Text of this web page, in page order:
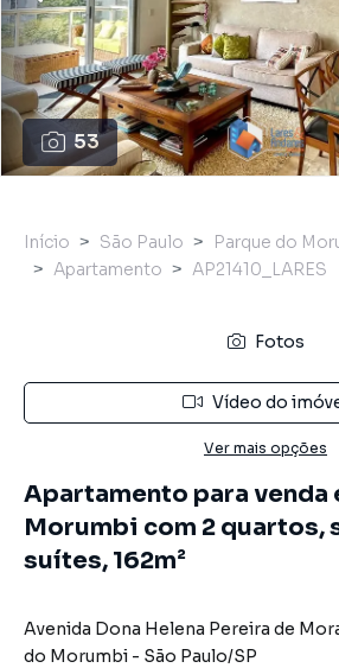
53
Início São Paulo
Parque do
Apartamento
AP21410_LARES
Fotos
Vídeo do
Ver mais opções
Apartamento para venda
Morumbi com 2 quartos,
suítes, 162m²
Avenida Dona Helena Pereira de
do Morumbi - São Paulo/SP